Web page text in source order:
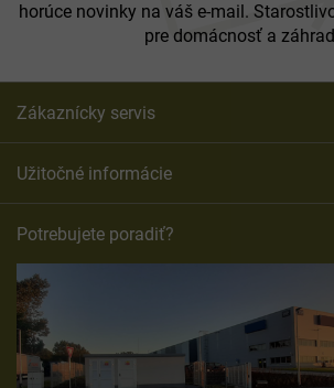
horúce novinky na váš e-mail.
pre domácnosť a
Zákaznícky servis
Užitočné informácie
Potrebujete poradiť?